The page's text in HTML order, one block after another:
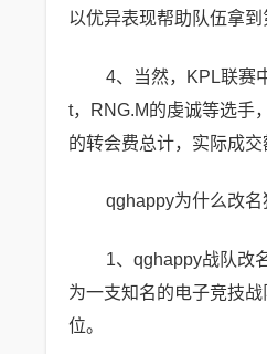
以优异表现帮助队伍拿到
4、当然，KPL联赛
t，RNG.M的虔诚等选手
的转会费总计，实际成交
qghappy为什么改名
1、qghappy战队改
为一支知名的电子竞技
位。